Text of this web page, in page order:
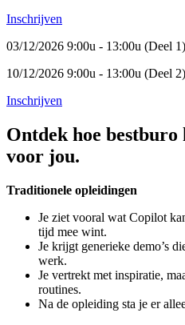
Inschrijven
03/12/2026 9:00u - 13:00u (Deel
10/12/2026 9:00u - 13:00u (Deel
Inschrijven
Ontdek hoe
voor jou.
Traditionele opleidingen
Je ziet vooral wat Copilot
tijd mee wint.
Je krijgt generieke demo’s
werk.
Je vertrekt met inspiratie,
routines.
Na de opleiding sta je er